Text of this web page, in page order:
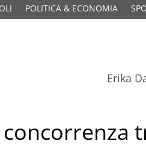
POLITICA & ECONOMIA
Erika